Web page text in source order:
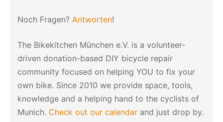
Noch Fragen? Antworten!
The Bikekitchen München e.V. is a volunteer-
driven donation-based DIY bicycle repair
community focused on helping YOU to fix your
own bike. Since 2010 we provide space, tools,
knowledge and a helping hand to the cyclists of
Munich. Check out our calendar and just drop by.